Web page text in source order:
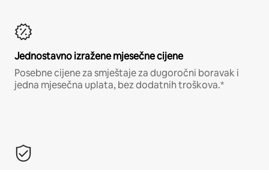
Jednostavno izražene mjesečne cijene
Posebne cijene za smještaje za dugoročni boravak i
jedna mjesečna uplata, bez dodatnih troškova.*